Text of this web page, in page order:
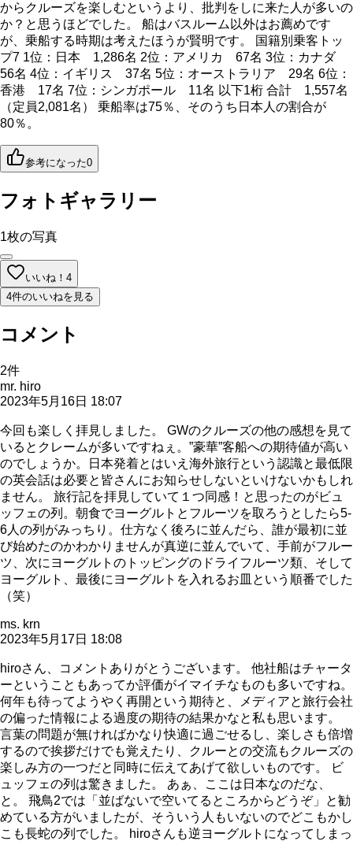
からクルーズを楽しむというより、批判をしに来た人が多いの
か？と思うほどでした。 船はバスルーム以外はお薦めです
が、乗船する時期は考えたほうが賢明です。 国籍別乗客トッ
プ7 1位：日本 1,286名 2位：アメリカ 67名 3位：カナダ
56名 4位：イギリス 37名 5位：オーストラリア 29名 6位：
香港 17名 7位：シンガポール 11名 以下1桁 合計 1,557名
（定員2,081名） 乗船率は75％、そのうち日本人の割合が
80％。
参考になった0
フォトギャラリー
1枚の写真
いいね！ 4
4件のいいねを見る
コメント
2件
mr. hiro
2023年5月16日 18:07
今回も楽しく拝見しました。 GWのクルーズの他の感想を見て
いるとクレームが多いですねぇ。”豪華”客船への期待値が高い
のでしょうか。日本発着とはいえ海外旅行という認識と最低限
の英会話は必要と皆さんにお知らせしないといけないかもしれ
ません。 旅行記を拝見していて１つ同感！と思ったのがビュ
ッフェの列。朝食でヨーグルトとフルーツを取ろうとしたら5-
6人の列がみっちり。仕方なく後ろに並んだら、誰が最初に並
び始めたのかわかりませんが真逆に並んでいて、手前がフルー
ツ、次にヨーグルトのトッピングのドライフルーツ類、そして
ヨーグルト、最後にヨーグルトを入れるお皿という順番でした
（笑）
ms. krn
2023年5月17日 18:08
hiroさん、コメントありがとうございます。 他社船はチャータ
ーということもあってか評価がイマイチなものも多いですね。
何年も待ってようやく再開という期待と、メディアと旅行会社
の偏った情報による過度の期待の結果かなと私も思います。
言葉の問題が無ければかなり快適に過ごせるし、楽しさも倍増
するので挨拶だけでも覚えたり、クルーとの交流もクルーズの
楽しみ方の一つだと同時に伝えてあげて欲しいものです。 ビ
ュッフェの列は驚きました。 あぁ、ここは日本なのだな、
と。 飛鳥2では「並ばないで空いてるところからどうぞ」と勧
めている方がいましたが、そういう人もいないのでどこもかし
こも長蛇の列でした。 hiroさんも逆ヨーグルトになってしまっ